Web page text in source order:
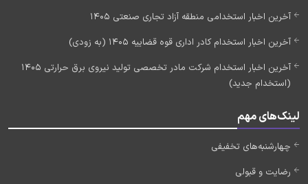
آخرین اخبار استخدامی منطقه آزاد تجاری صنعتی 1405
آخرین اخبار استخدام کادر اداری قوه قضاییه 1405 (به زودی)
آخرین اخبار استخدام شرکت مادر تخصصی تولید نیروی برق حرارتی 1405
(استخدام جدید)
لینک‌های مهم
چهارشنبه‌های تخفیفی
رضایت و قبولی